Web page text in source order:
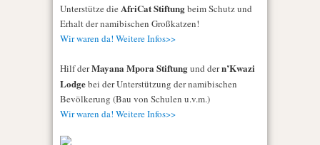
Unterstütze die AfriCat Stiftungbeim Schutz und
Erhalt der namibischen Großkatzen!
Wir waren da! Weitere Infos>>
Hilf derMayana Mpora Stiftungund dern’Kwazi
Lodgebei der Unterstützung der namibischen
Bevölkerung (Bau von Schulen u.v.m.)
Wir waren da! Weitere Infos>>